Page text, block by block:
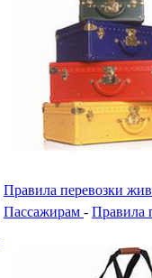
Правила перевозки
Пассажирам - Правила